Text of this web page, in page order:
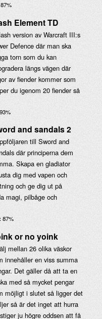
87%
Element TD
version av Warcraft III:s
Defence där man ska
torn som du kan
längs vägen där
av fiender kommer som
du igenom 20 fiender så
93%
and sandals 2
till Sword and
där principerna dem
Skapa en gladiator
dig med vapen och
och ge dig ut på
magi, pilbåge och
87%
or no yoink
mellan 26 olika väskor
innehåller en viss summa
Det gäller då att ta en
med så mycket pengar
möjligt i slutet så ligger det
så är det inget att hurra
ju högre oddsen att få